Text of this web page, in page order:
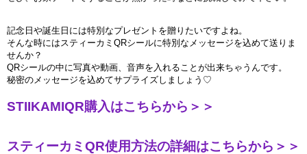
記念日や誕生日には特別なプレゼントを贈りたいですよね。
そんな時にはスティ ーカミ QRシールに特別なメッセージを込めて送りま
せんか？
QRシールの中に写真や動画、音声を入れることが出来ちゃうんです。
秘密のメッセージを込めてサプライズしましょう♡
STIIKAMIQR購入はこちらから＞＞
スティーカミ QR使用方法の詳細はこちらから＞＞